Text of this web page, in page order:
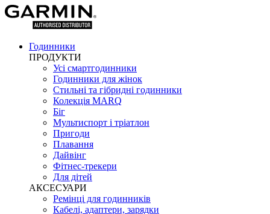
Годинники
ПРОДУКТИ
Усі смартгодинники
Годинники для жінок
Стильні та гібридні годинники
Колекція MARQ
Біг
Мультиспорт і тріатлон
Пригоди
Плавання
Дайвінг
Фітнес-трекери
Для дітей
АКСЕСУАРИ
Ремінці для годинників
Кабелі, адаптери, зарядки